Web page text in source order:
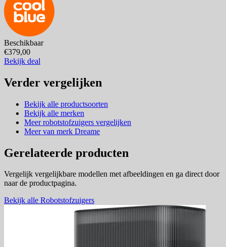
Beschikbaar
€379,00
Bekijk deal
Verder vergelijken
Bekijk alle productsoorten
Bekijk alle merken
Meer robotstofzuigers vergelijken
Meer van merk Dreame
Gerelateerde producten
Vergelijk vergelijkbare modellen met afbeeldingen en ga direct door
naar de productpagina.
Bekijk alle Robotstofzuigers